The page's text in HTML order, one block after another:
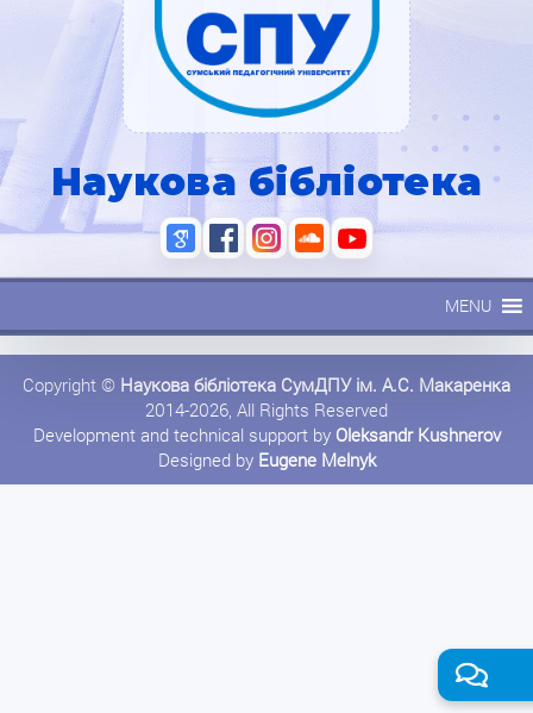
Наукова бібліотека
MENU
Copyright © Наукова бібліотека СумДПУ ім. А.С. Макаренка
2014-2026, All Rights Reserved
Development and technical support by Oleksandr Kushnerov
Designed by Eugene Melnyk